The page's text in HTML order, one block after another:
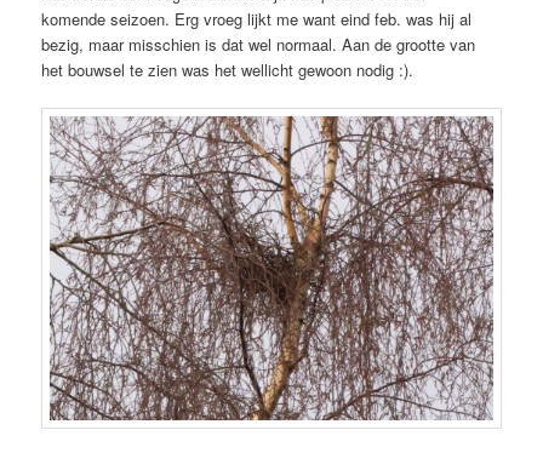
komende seizoen. Erg vroeg lijkt me want eind feb. was hij al
bezig, maar misschien is dat wel normaal. Aan de grootte van
het bouwsel te zien was het wellicht gewoon nodig :).